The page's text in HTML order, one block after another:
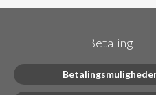
Betaling